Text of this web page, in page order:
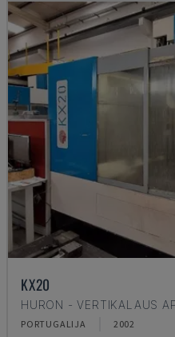
KX20
HURON - VERTIKALAUS
PORTUGALIJA 2002